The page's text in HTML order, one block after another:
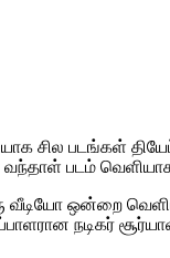
சில படங்கள்
படம்
வீடியோ ஒன்றை
நடிகர்